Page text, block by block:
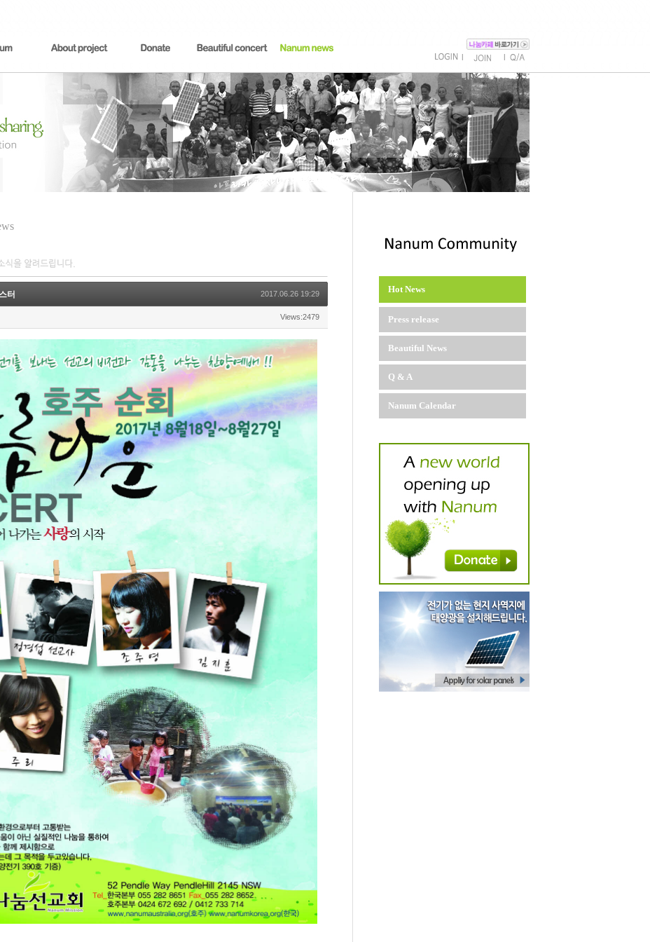
터 2017.06.26 19:29
Views:2479
Hot News
Press release
Beautiful News
Q & A
Nanum Calendar